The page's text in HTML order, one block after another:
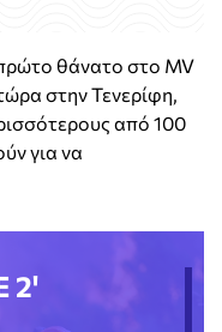
θάνατο στο MV
στην Τενερίφη,
από 100
για να
2'